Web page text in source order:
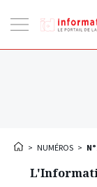
la
> NUMÉROS >